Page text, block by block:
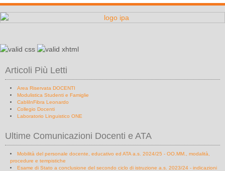
Articoli Più Letti
Area Riservata DOCENTI
Modulistica Studenti e Famiglie
CabliInFibra Leonardo
Collegio Docenti
Laboratorio Linguistico ONE
Ultime Comunicazioni Docenti e ATA
Mobilità del personale docente, educativo ed ATA a.s. 2024/25 - OO.MM., modalità,
procedure e tempistiche
Esame di Stato a conclusione del secondo ciclo di istruzione a.s. 2023/24 - indicazioni